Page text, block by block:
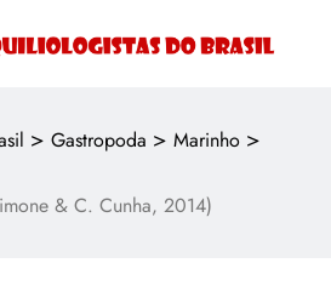
> Gastropoda > Marinho >
& C. Cunha, 2014)